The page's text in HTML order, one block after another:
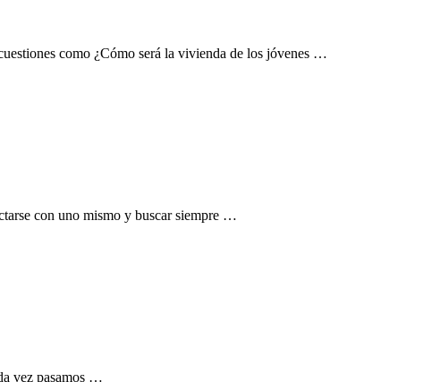
como ¿Cómo será la vivienda de los jóvenes …
con uno mismo y buscar siempre …
vez pasamos …